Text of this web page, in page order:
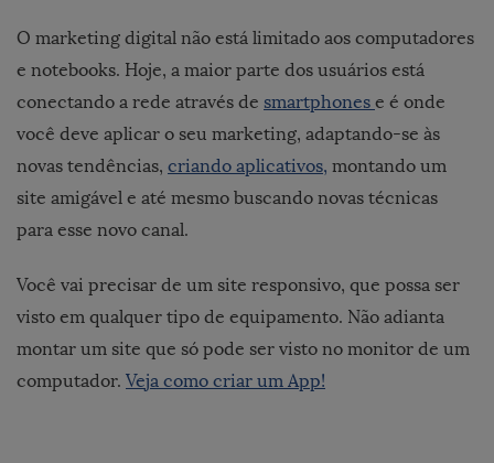
O marketing digital não está limitado aos computadores
e notebooks. Hoje, a maior parte dos usuários está
conectando a rede através de smartphones e é onde
você deve aplicar o seu marketing, adaptando-se às
novas tendências, criando aplicativos, montando um
site amigável e até mesmo buscando novas técnicas
para esse novo canal.
Você vai precisar de um site responsivo, que possa ser
visto em qualquer tipo de equipamento. Não adianta
montar um site que só pode ser visto no monitor de um
computador. Veja como criar um App!